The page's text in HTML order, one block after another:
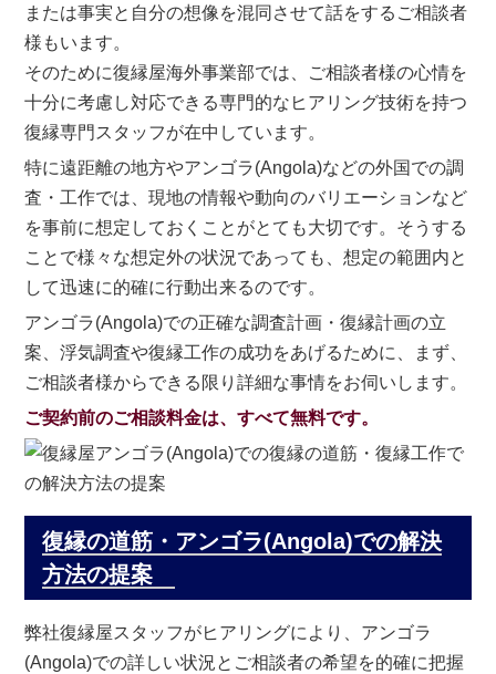
または事実と自分の想像を混同させて話をするご相談者
様もいます。
そのために復縁屋海外事業部では、ご相談者様の心情を
十分に考慮し対応できる専門的なヒアリング技術を持つ
復縁専門スタッフが在中しています。
特に遠距離の地方やアンゴラ(Angola)などの外国での調
査・工作では、現地の情報や動向のバリエーションなど
を事前に想定しておくことがとても大切です。そうする
ことで様々な想定外の状況であっても、想定の範囲内と
して迅速に的確に行動出来るのです。
アンゴラ(Angola)での正確な調査計画・復縁計画の立
案、浮気調査や復縁工作の成功をあげるために、まず、
ご相談者様からできる限り詳細な事情をお伺いします。
ご契約前のご相談料金は、すべて無料です。
復縁の道筋・アンゴラ(Angola)での解決
方法の提案
弊社復縁屋スタッフがヒアリングにより、アンゴラ
(Angola)での詳しい状況とご相談者の希望を的確に把握